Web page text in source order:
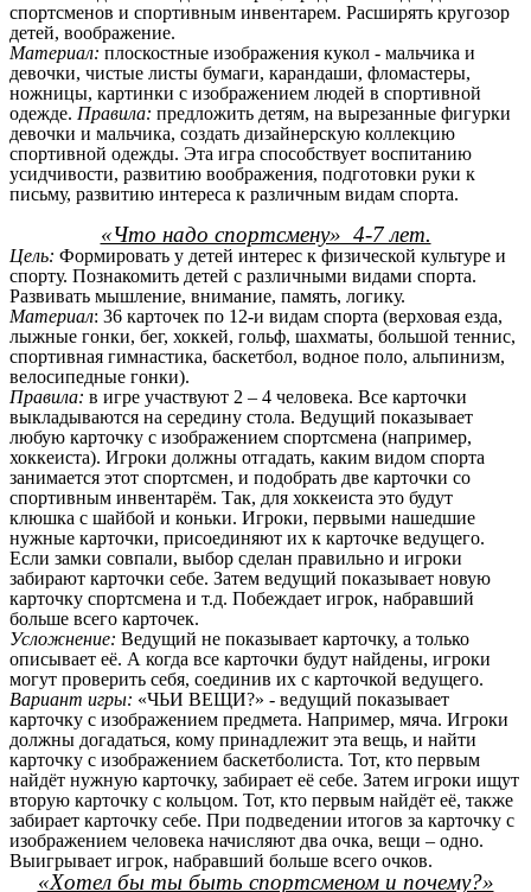
спортсменов и спортивным инвентарем. Расширять кругозор
детей, воображение.
Материал: плоскостные изображения кукол - мальчика и
девочки, чистые листы бумаги, карандаши, фломастеры,
ножницы, картинки с изображением людей в спортивной
одежде. Правила: предложить детям, на вырезанные фигурки
девочки и мальчика, создать дизайнерскую коллекцию
спортивной одежды. Эта игра способствует воспитанию
усидчивости, развитию воображения, подготовки руки к
письму, развитию интереса к различным видам спорта.
«Что надо спортсмену» 4-7 лет.
Цель: Формировать у детей интерес к физической культуре и
спорту. Познакомить детей с различными видами спорта.
Развивать мышление, внимание, память, логику.
Материал: 36 карточек по 12-и видам спорта (верховая езда,
лыжные гонки, бег, хоккей, гольф, шахматы, большой теннис,
спортивная гимнастика, баскетбол, водное поло, альпинизм,
велосипедные гонки).
Правила: в игре участвуют 2 – 4 человека. Все карточки
выкладываются на середину стола. Ведущий показывает
любую карточку с изображением спортсмена (например,
хоккеиста). Игроки должны отгадать, каким видом спорта
занимается этот спортсмен, и подобрать две карточки со
спортивным инвентарём. Так, для хоккеиста это будут
клюшка с шайбой и коньки. Игроки, первыми нашедшие
нужные карточки, присоединяют их к карточке ведущего.
Если замки совпали, выбор сделан правильно и игроки
забирают карточки себе. Затем ведущий показывает новую
карточку спортсмена и т.д. Побеждает игрок, набравший
больше всего карточек.
Усложнение: Ведущий не показывает карточку, а только
описывает её. А когда все карточки будут найдены, игроки
могут проверить себя, соединив их с карточкой ведущего.
Вариант игры: «ЧЬИ ВЕЩИ?» - ведущий показывает
карточку с изображением предмета. Например, мяча. Игроки
должны догадаться, кому принадлежит эта вещь, и найти
карточку с изображением баскетболиста. Тот, кто первым
найдёт нужную карточку, забирает её себе. Затем игроки ищут
вторую карточку с кольцом. Тот, кто первым найдёт её, также
забирает карточку себе. При подведении итогов за карточку с
изображением человека начисляют два очка, вещи – одно.
Выигрывает игрок, набравший больше всего очков.
«Хотел бы ты быть спортсменом и почему?»